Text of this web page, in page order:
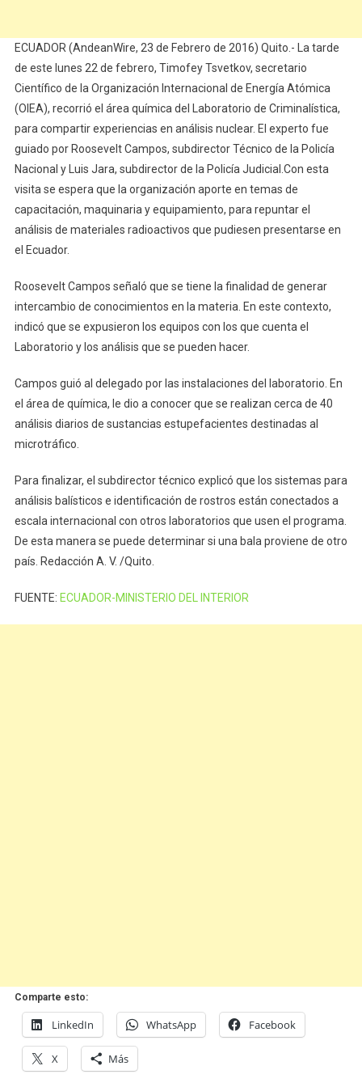
ECUADOR (AndeanWire, 23 de Febrero de 2016) Quito.- La tarde
de este lunes 22 de febrero, Timofey Tsvetkov, secretario
Científico de la Organización Internacional de Energía Atómica
(OIEA), recorrió el área química del Laboratorio de Criminalística,
para compartir experiencias en análisis nuclear. El experto fue
guiado por Roosevelt Campos, subdirector Técnico de la Policía
Nacional y Luis Jara, subdirector de la Policía Judicial.Con esta
visita se espera que la organización aporte en temas de
capacitación, maquinaria y equipamiento, para repuntar el
análisis de materiales radioactivos que pudiesen presentarse en
el Ecuador.
Roosevelt Campos señaló que se tiene la finalidad de generar
intercambio de conocimientos en la materia. En este contexto,
indicó que se expusieron los equipos con los que cuenta el
Laboratorio y los análisis que se pueden hacer.
Campos guió al delegado por las instalaciones del laboratorio. En
el área de química, le dio a conocer que se realizan cerca de 40
análisis diarios de sustancias estupefacientes destinadas al
microtráfico.
Para finalizar, el subdirector técnico explicó que los sistemas para
análisis balísticos e identificación de rostros están conectados a
escala internacional con otros laboratorios que usen el programa.
De esta manera se puede determinar si una bala proviene de otro
país. Redacción A. V. /Quito.
FUENTE: ECUADOR-MINISTERIO DEL INTERIOR
Comparte esto:
LinkedIn WhatsApp Facebook
X Más